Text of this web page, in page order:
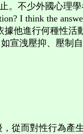
。不少外國心理
I think the
據他進行何種性活
宣洩壓抑、壓制
從而對性行為產